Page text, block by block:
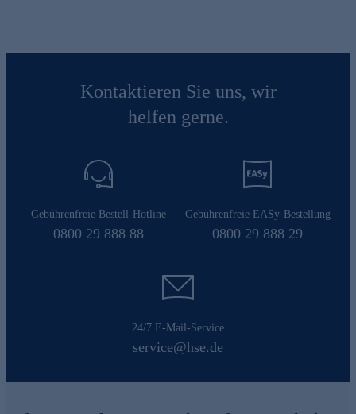
Kontaktieren Sie uns, wir
helfen gerne.
Gebührenfreie Bestell-Hotline
0800 29 888 88
Gebührenfreie EASy-Bestellung
0800 29 888 29
24/7 E-Mail-Service
service@hse.de